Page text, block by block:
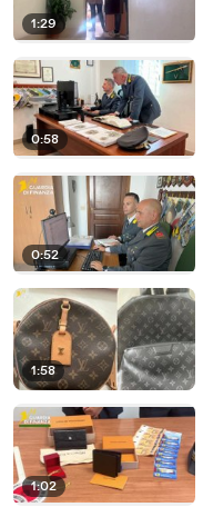
1:29
0:58
0:52
1:58
1:02